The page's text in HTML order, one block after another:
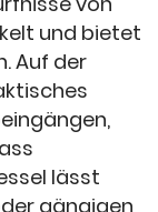
und bietet
Auf der
lässt
gängigen